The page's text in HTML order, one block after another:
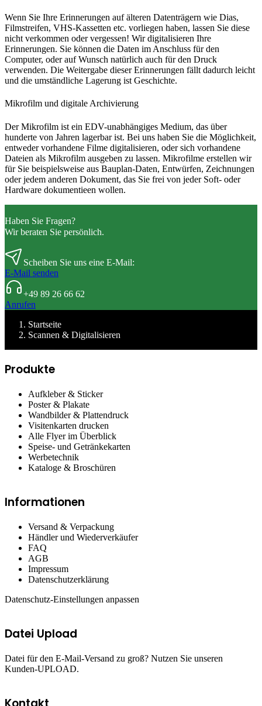
Wenn Sie Ihre Erinnerungen auf älteren Datenträgern wie Dias,
Filmstreifen, VHS-Kassetten etc. vorliegen haben, lassen Sie diese
nicht verkommen oder vergessen! Wir digitalisieren Ihre
Erinnerungen. Sie können die Daten im Anschluss für den
Computer, oder auf Wunsch natürlich auch für den Druck
verwenden. Die Weitergabe dieser Erinnerungen fällt dadurch leicht
und die umständliche Lagerung ist Geschichte.
Mikrofilm und digitale Archivierung
Der Mikrofilm ist ein EDV-unabhängiges Medium, das über
hunderte von Jahren lagerbar ist. Bei uns haben Sie die Möglichkeit,
entweder vorhandene Filme digitalisieren, oder sich vorhandene
Dateien als Mikrofilm ausgeben zu lassen. Mikrofilme erstellen wir
für Sie beispielsweise aus Bauplan-Daten, Entwürfen, Zeichnungen
oder jedem anderen Dokument, das Sie frei von jeder Soft- oder
Hardware dokumentieen wollen.
Haben Sie Fragen?
Wir beraten Sie persönlich.
Scheiben Sie uns eine E-Mail:
E-Mail senden
+49 89 26 66 62
Anrufen
Startseite
Scannen & Digitalisieren
Produkte
Aufkleber & Sticker
Poster & Plakate
Wandbilder & Plattendruck
Visitenkarten drucken
Alle Flyer im Überblick
Speise- und Getränkekarten
Werbetechnik
Kataloge & Broschüren
Informationen
Versand & Verpackung
Händler und Wiederverkäufer
FAQ
AGB
Impressum
Datenschutzerklärung
Datenschutz-Einstellungen anpassen
Datei Upload
Datei für den E-Mail-Versand zu groß? Nutzen Sie unseren
Kunden-UPLOAD.